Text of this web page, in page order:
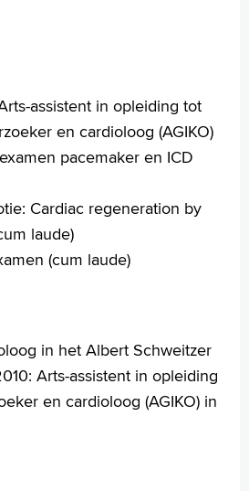
(Léon) van Woerkens
en behandeling
Onderzoeken
van het hart
met roken
dossier inzien?
Wachttijden
Homepage
informatie
assistent in opleiding tot
en cardioloog (AGIKO)
pacemaker en ICD
Cardiac regeneration by
laude)
(cum laude)
in het Albert Schweitzer
Arts-assistent in opleiding
en cardioloog (AGIKO) in